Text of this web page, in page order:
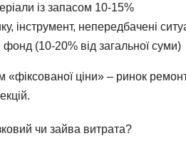
із запасом 10-15%
інструмент, непередбачені
(10-20% від загальної суми)
«фіксованої ціни» – ринок
чи зайва витрата?